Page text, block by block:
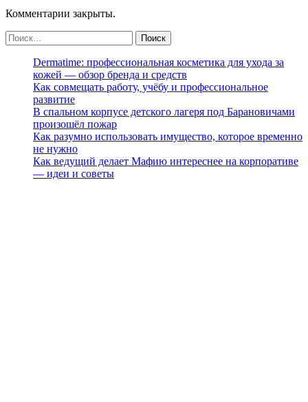
Комментарии закрыты.
Dermatime: профессиональная косметика для ухода за
кожей — обзор бренда и средств
Как совмещать работу, учёбу и профессиональное
развитие
В спальном корпусе детского лагеря под Барановичами
произошёл пожар
Как разумно использовать имущество, которое временно
не нужно
Как ведущий делает Мафию интереснее на корпоративе
— идеи и советы